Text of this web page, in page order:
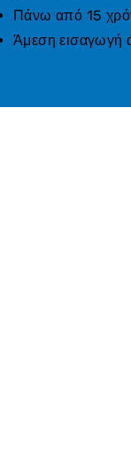
Πάνω από 15
Άμεση εισαγωγή